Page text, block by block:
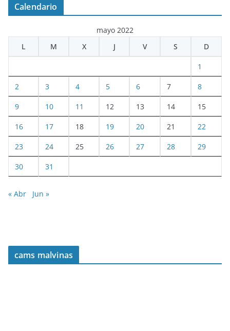
Calendario
mayo 2022
L
M X J V S D
1
2 3 4 5 6 7 8
9 10 11 12 13 14 15
16 17 18 19 20 21 22
23 24 25 26 27 28 29
30 31
« Abr Jun »
cams malvinas